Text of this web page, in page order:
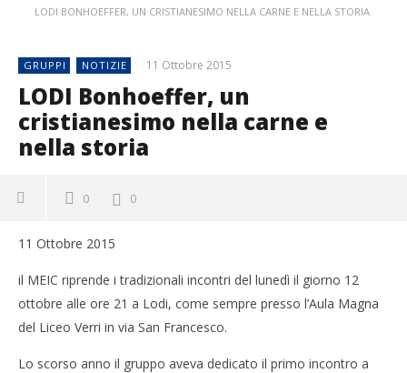
LODI BONHOEFFER, UN CRISTIANESIMO NELLA CARNE E NELLA STORIA
GRUPPI NOTIZIE 11 Ottobre 2015
LODI Bonhoeffer, un
cristianesimo nella carne e
nella storia
0 0
11 Ottobre 2015
il MEIC riprende i tradizionali incontri del lunedì il giorno 12
ottobre alle ore 21 a Lodi, come sempre presso l’Aula Magna
del Liceo Verri in via San Francesco.
Lo scorso anno il gruppo aveva dedicato il primo incontro a